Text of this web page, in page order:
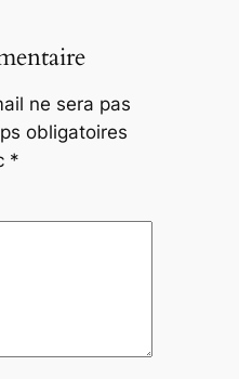
ne sera pas
obligatoires
*